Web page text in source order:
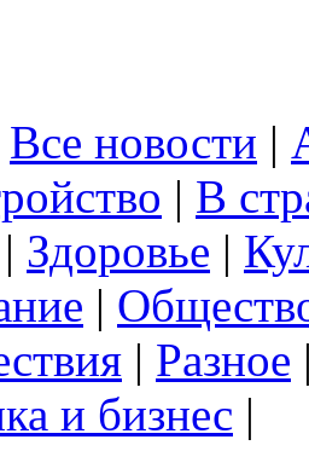
Все новости |
| В
| Здоровье |
|
| Разное
и бизнес |